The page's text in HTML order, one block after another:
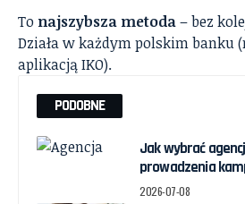
To najszybsza metoda– bez
Działa w każdym polskim banku
aplikacją IKO).
PODOBNE
Jak wybrać
prowadzenia
2026-07-08